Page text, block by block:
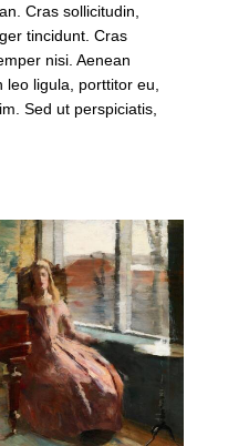
Cras sollicitudin,
tincidunt. Cras
nisi. Aenean
ligula, porttitor eu,
Sed ut perspiciatis,